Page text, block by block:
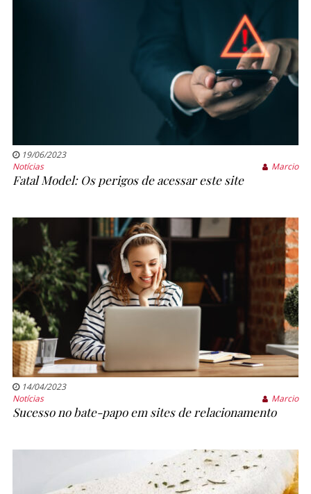
19/06/2023
Notícias
Marcio
Fatal Model: Os perigos de acessar este site
14/04/2023
Notícias
Marcio
Sucesso no bate-papo em sites de relacionamento